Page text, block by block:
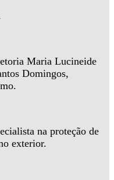
Maria Lucineide
Domingos,
na proteção de
exterior.